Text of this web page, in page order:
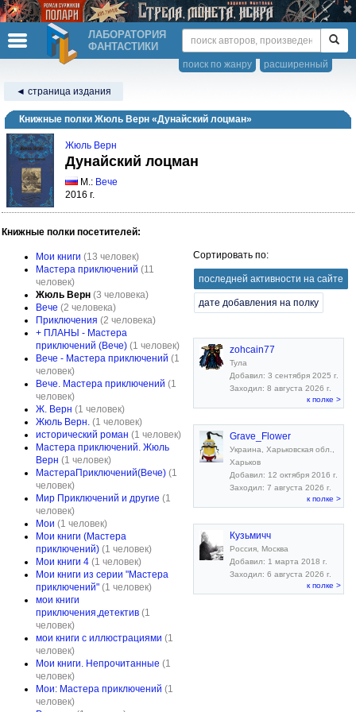
ЛАБОРАТОРИЯ
ФАНТАСТИКИ
расширенный
поиск по жанру
◄ страница издания
Книжные полки Жюль Верн «Дунайский лоцман»
Жюль Верн
Дунайский лоцман
М.: Вече
2016 г.
Книжные полки посетителей:
Мои книги (13 человек)
Мастера приключений (11
человек)
Жюль Верн (3 человека)
Вече (2 человека)
Приключения (2 человека)
+ ПЛАНЫ - Мастера
приключений (Вече) (1 человек)
Вече - Мастера приключений (1
человек)
Вече. Мастера приключений (1
человек)
Ж. Верн (1 человек)
Жюль Верн. (1 человек)
исторический роман (1 человек)
Мастера приключений. Жюль
Верн (1 человек)
МастераПриключений(Вече) (1
человек)
Мир Приключений и другие (1
человек)
Мои (1 человек)
Мои книги (Мастера
приключений) (1 человек)
Мои книги 4 (1 человек)
Мои книги из серии "Мастера
приключений" (1 человек)
мои книги
приключения,детектив (1
человек)
мои книги с иллюстрациями (1
человек)
Мои книги. Непрочитанные (1
человек)
Мои: Мастера приключений (1
человек)
Сортировать по:
последней активности на сайте
дате добавления на полку
zohcain77
Тула
Добавил: 3 сентября 2025 г.
Заходил: 8 августа 2026 г.
к полке >
Grave_Flower
Украина, Харьковская обл.,
Харьков
Добавил: 12 октября 2016 г.
Заходил: 7 августа 2026 г.
к полке >
Кузьмичч
Россия, Москва
Добавил: 1 марта 2018 г.
Заходил: 6 августа 2026 г.
к полке >